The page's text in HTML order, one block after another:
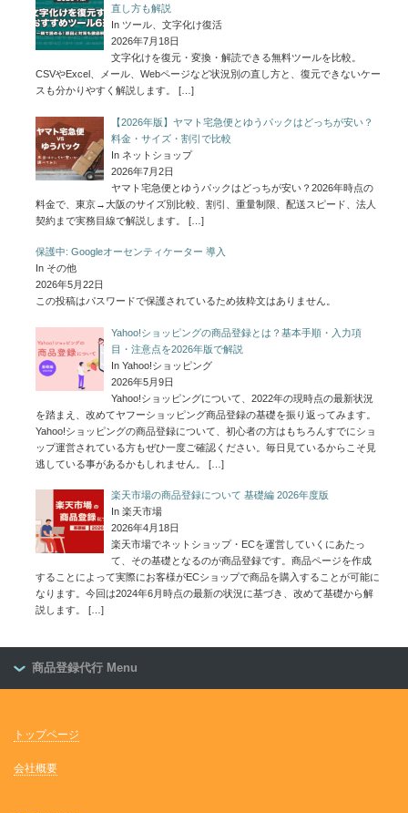
直し方も解説
In ツール、文字化け復活
2026年7月18日
文字化けを復元・変換・解読できる無料ツールを比較。
CSVやExcel、メール、Webページなど状況別の直し方と、復元できないケー
スも分かりやすく解説します。
[…]
【2026年版】ヤマト宅急便とゆうパックはどっちが安い？
料金・サイズ・割引で比較
In ネットショップ
2026年7月2日
ヤマト宅急便とゆうパックはどっちが安い？2026年時点の
料金で、東京→大阪のサイズ別比較、割引、重量制限、配送スピード、法人
契約まで実務目線で解説します。
[…]
保護中: Googleオーセンティケーター 導入
In その他
2026年5月22日
この投稿はパスワードで保護されているため抜粋文はありません。
Yahoo!ショッピングの商品登録とは？基本手順・入力項
目・注意点を2026年版で解説
In Yahoo!ショッピング
2026年5月9日
Yahoo!ショッピングについて、2022年の現時点の最新状況
を踏まえ、改めてヤフーショッピング商品登録の基礎を振り返ってみます。
Yahoo!ショッピングの商品登録について、初心者の方はもちろんすでにショ
ップ運営されている方もぜひ一度ご確認ください。毎日見ているからこそ見
逃している事があるかもしれません。
[…]
楽天市場の商品登録について 基礎編 2026年度版
In 楽天市場
2026年4月18日
楽天市場でネットショップ・ECを運営していくにあたっ
て、その基礎となるのが商品登録です。商品ページを作成
することによって実際にお客様がECショップで商品を購入することが可能に
なります。今回は2024年6月時点の最新の状況に基づき、改めて基礎から解
説します。
[…]
商品登録代行 Menu
トップページ
会社概要